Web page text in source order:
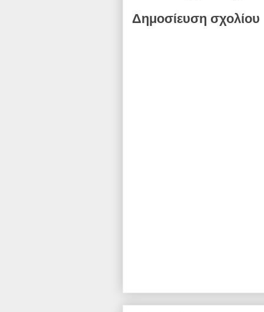
Δημοσίευση σχολίου